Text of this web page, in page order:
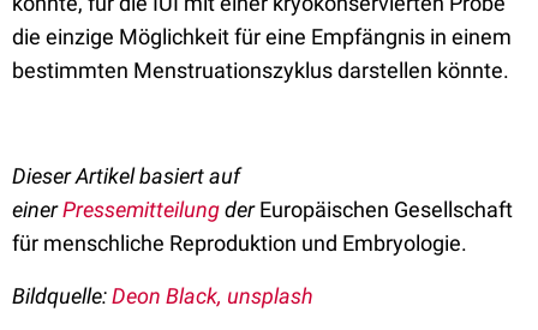
die einzige Möglichkeit für eine Empfängnis in einem
bestimmten Menstruationszyklus darstellen könnte.
Dieser Artikel basiert auf
einerPressemitteilungderEuropäischen Gesellschaft
für menschliche Reproduktion und Embryologie.
Bildquelle:Deon Black, unsplash